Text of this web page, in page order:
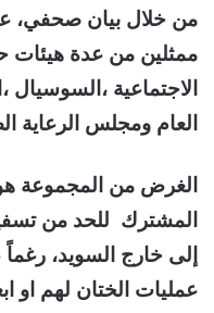
من خلال بيان
ممثلين من عدة
الاجتماعية ،السوسيال
العام ومجلس الرعاية
الغرض من المجموعة
المشترك للحد من
إلى خارج السويد،
عمليات الختان لهم او